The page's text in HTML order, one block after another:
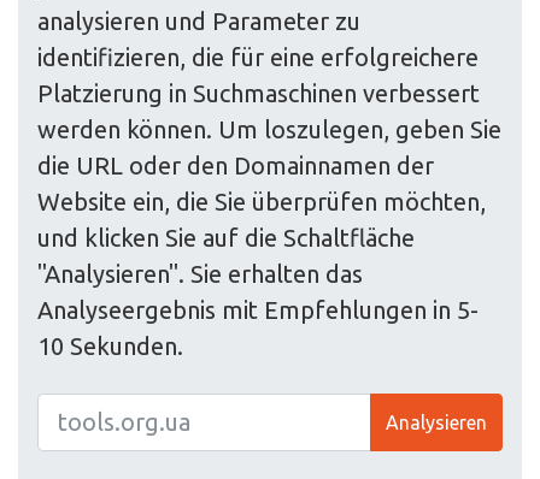
analysieren und Parameter zu
identifizieren, die für eine erfolgreichere
Platzierung in Suchmaschinen verbessert
werden können. Um loszulegen, geben Sie
die URL oder den Domainnamen der
Website ein, die Sie überprüfen möchten,
und klicken Sie auf die Schaltfläche
"Analysieren". Sie erhalten das
Analyseergebnis mit Empfehlungen in 5-
10 Sekunden.
Analysieren